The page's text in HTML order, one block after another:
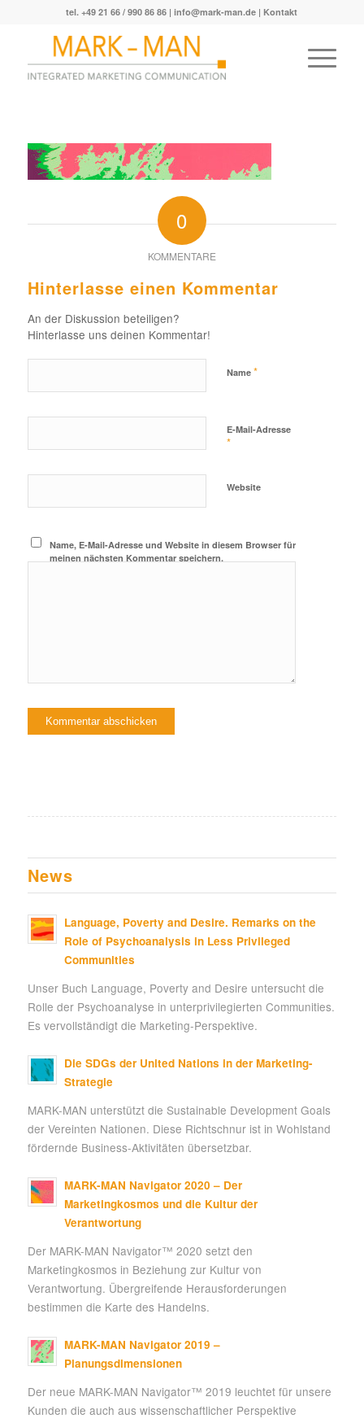
tel. +49 21 66 / 990 86 86 |info@mark-man.de | Kontakt
0
KOMMENTARE
Hinterlasse einen Kommentar
An der Diskussion beteiligen?
Hinterlasse uns deinen Kommentar!
Name *
E-Mail-Adresse
*
Website
Name, E-Mail-Adresse und Website in diesem Browser für
meinen nächsten Kommentar speichern.
News
Language, Poverty and Desire. Remarks on the
Role of Psychoanalysis in Less Privileged
Communities
Unser Buch Language, Poverty and Desire untersucht die
Rolle der Psychoanalyse in unterprivilegierten Communities.
Es vervollständigt die Marketing-Perspektive.
Die SDGs der United Nations in der Marketing-
Strategie
MARK-MAN unterstützt die Sustainable Development Goals
der Vereinten Nationen. Diese Richtschnur ist in Wohlstand
fördernde Business-Aktivitäten übersetzbar.
MARK-MAN Navigator 2020 – Der
Marketingkosmos und die Kultur der
Verantwortung
Der MARK-MAN Navigator™ 2020 setzt den
Marketingkosmos in Beziehung zur Kultur von
Verantwortung. Übergreifende Herausforderungen
bestimmen die Karte des Handelns.
MARK-MAN Navigator 2019 –
Planungsdimensionen
Der neue MARK-MAN Navigator™ 2019 leuchtet für unsere
Kunden die auch aus wissenschaftlicher Perspektive